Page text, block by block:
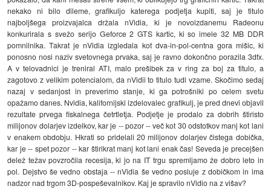
nekako ni bilo dileme, grafikuljo katerega podjetja kupiti, saj je titulo
najboljšega proizvajalca držala nVidia, ki je novoizdanemu Radeonu
konkurirala s svežo serijo Geforce 2 GTS kartic, ki so imele 32 MB DDR
pomnilnika. Takrat je nVidia izgledala kot dva-in-pol-centna gora mišic, ki
ponosno nosi naziv svetovnega prvaka, saj je ravno dokončno porazila 3dfx.
A v telovadnici je treniral ATI, malo prešibek za v ring za boj za titulo, a
zagotovo z velikim potencialom, da nVidii to titulo tudi vzame. Skočimo sedaj
nazaj v sedanjost in preverimo stanje, ki ga potrošniki po celem svetu
opažamo danes. Nvidia, kalifornijski izdelovalec grafikulj, je pred dnevi objavil
rezultate prvega fiskalnega četrtletja. Podjetje je prodalo za dobrih štiristo
milijonov dolarjev izdelkov, kar je -- pozor -- več kot 30 odstotkov manj kot lani
v enakem obdobju. Hkrati so pridelali 20 milijonov dolarjev čistega dobička,
kar je -- spet pozor -- kar štirikrat manj kot lani enak čas! Seveda je precejšen
delež težav povzročila recesija, ki jo na IT trgu spremljamo že dobro leto in
pol. Dejstvo še vedno obstaja -- nVidia še vedno posluje z dobičkom in ima
nadzor nad trgom 3D-pospeševalnikov. Kaj je spravilo nVidio na z višav?